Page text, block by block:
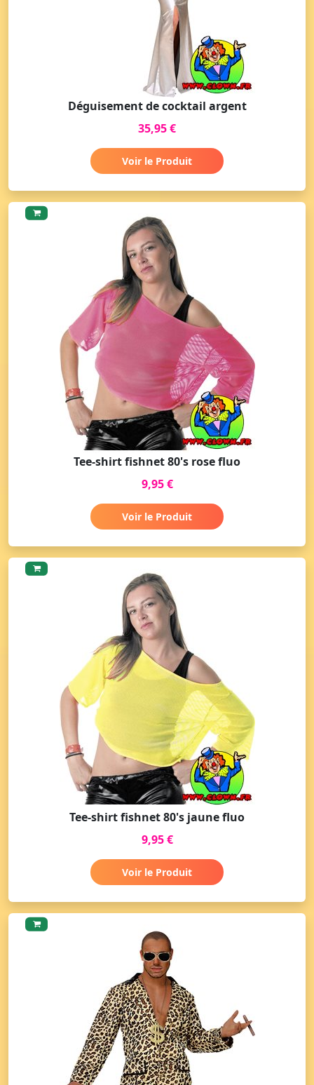
Déguisement de cocktail argent
35,95 €
Voir le Produit
Tee-shirt fishnet 80's rose fluo
9,95 €
Voir le Produit
Tee-shirt fishnet 80's jaune fluo
9,95 €
Voir le Produit